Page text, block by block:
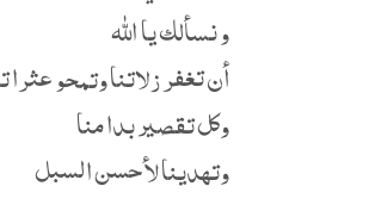
و نسألك يا الله
أن تغفر زلاتنا وتمحو
وكل تقصير بدا منا
وتهدينا لأحسن السبل